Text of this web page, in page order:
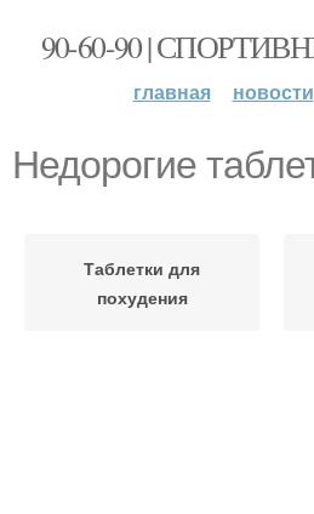
90-60-90 |
главная новости
Недорогие
Таблетки для
похудения